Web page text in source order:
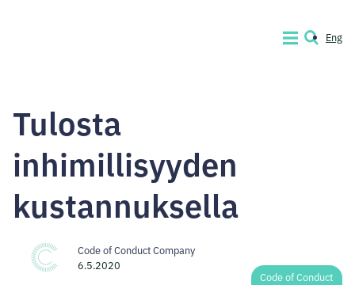
Conduct
Company
VALIKKOHAKUEng
Tulosta
inhimillisyyden
kustannuksella
Code of Conduct Company
6.5.2020
Code of Conduct